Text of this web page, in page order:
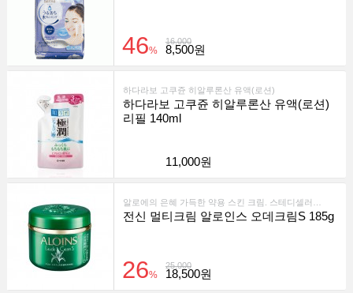
16,000
46% 8,500원
하다라보 고쿠쥰 히알루론산 유액(로션)
하다라보 고쿠쥰 히알루론산 유액(로션)
리필 140ml
11,000원
전신 멀티크림 알로인스 오데크림S 185g
25,000
26% 18,500원